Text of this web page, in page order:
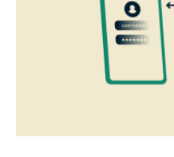
Можно ли полностью
дублирование экрана